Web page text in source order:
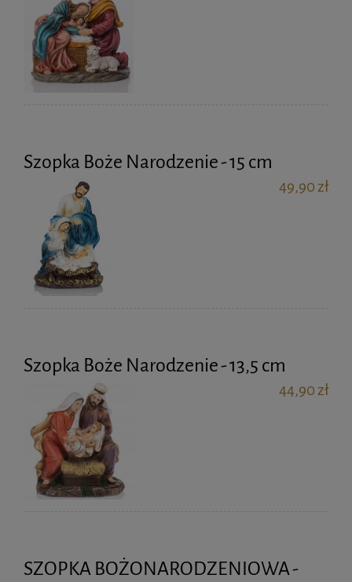
Szopka Boże Narodzenie - 15 cm
49,90 zł
Szopka Boże Narodzenie - 13,5 cm
44,90 zł
SZOPKA BOŻONARODZENIOWA -